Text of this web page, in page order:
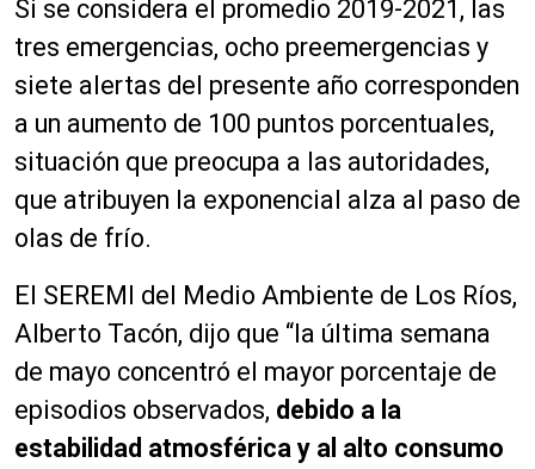
Si se considera el promedio 2019-2021, las
tres emergencias, ocho preemergencias y
siete alertas del presente año corresponden
a un aumento de 100 puntos porcentuales,
situación que preocupa a las autoridades,
que atribuyen la exponencial alza al paso de
olas de frío.
El SEREMI del Medio Ambiente de Los Ríos,
Alberto Tacón, dijo que “la última semana
de mayo concentró el mayor porcentaje de
episodios observados, debido a la
estabilidad atmosférica y al alto consumo